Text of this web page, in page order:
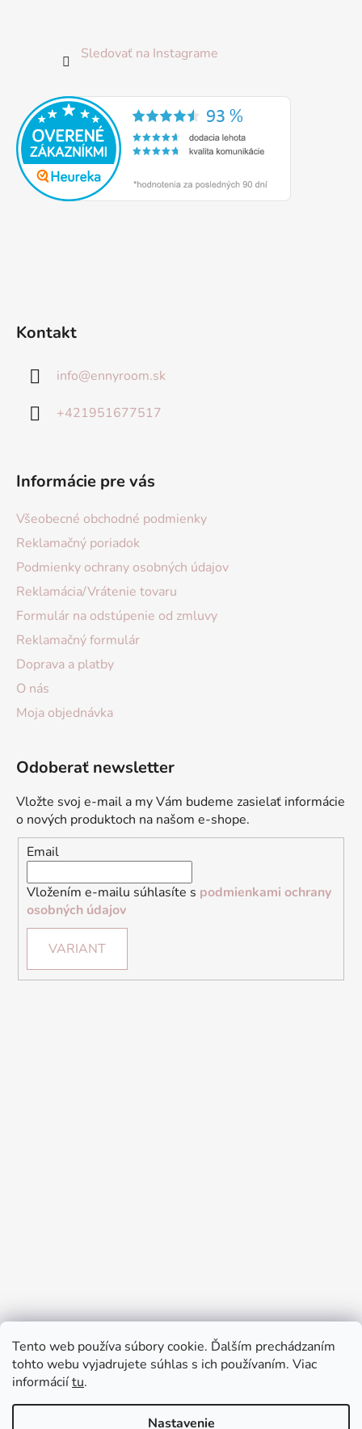
Tento web používa súbory cookie. Ďalším prechádzaním
tohto webu vyjadrujete súhlas s ich používaním. Viac
informáciítu.
Nastavenie
Sledovať na Instagrame
Kontakt
info@ennyroom.sk
+421951677517
Informácie pre vás
Všeobecné obchodné podmienky
Reklamačný poriadok
Podmienky ochrany osobných údajov
Reklamácia/Vrátenie tovaru
Formulár na odstúpenie od zmluvy
Reklamačný formulár
Doprava a platby
O nás
Moja objednávka
Odoberať newsletter
Vložte svoj e-mail a my Vám budeme zasielať informácie
o nových produktoch na našom e-shope.
Email
Vložením e-mailu súhlasíte s podmienkami ochrany
osobných údajov
VARIANT
Prijímame online platby